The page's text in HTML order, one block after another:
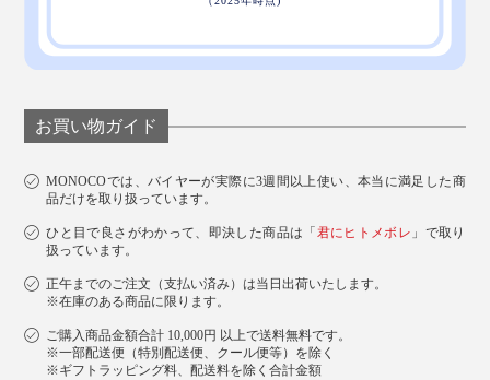
お買い物ガイド
MONOCOでは、バイヤーが実際に3週間以上使い、本当に満足した商
品だけを取り扱っています。
ひと目で良さがわかって、即決した商品は「 君にヒトメボレ 」で取り
扱っています。
正午までのご注文（支払い済み）は当日出荷いたします。
※在庫のある商品に限ります。
ご購入商品金額合計 10,000円 以上で送料無料です。
※一部配送便（特別配送便、クール便等）を除く
※ギフトラッピング料、配送料を除く合計金額